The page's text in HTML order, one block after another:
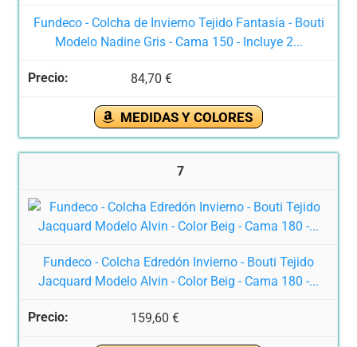
Fundeco - Colcha de Invierno Tejido Fantasía - Bouti
Modelo Nadine Gris - Cama 150 - Incluye 2...
84,70 €
MEDIDAS Y COLORES
7
Fundeco - Colcha Edredón Invierno - Bouti Tejido
Jacquard Modelo Alvin - Color Beig - Cama 180 -...
159,60 €